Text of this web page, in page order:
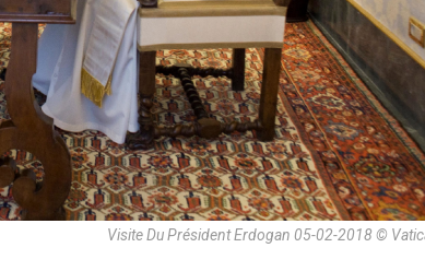
Visite Du Président Erdogan 05-02-2018 ©